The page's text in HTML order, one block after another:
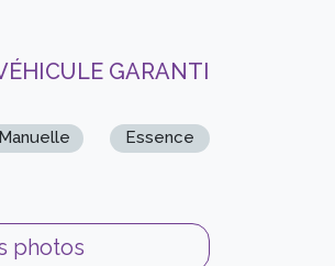
GARANTI
Manuelle Essence
photos